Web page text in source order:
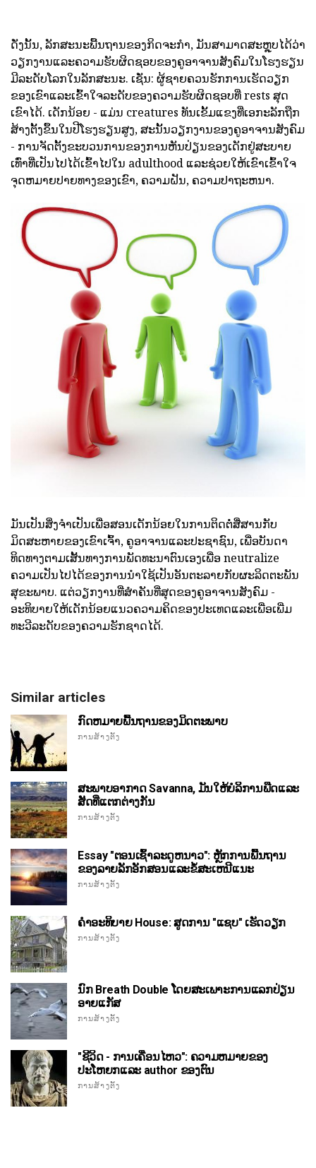
ດັ່ງນັ້ນ, ລັກສະນະພື້ນຖານຂອງກິດຈະກໍາ, ມັນສາມາດສະຫຼຸບໄດ້ວ່າ
ວຽກງານແລະຄວາມຮັບຜິດຊອບຂອງຄູອາຈານສັງຄົມໃນໂຮງຮຽນ
ມີລະດັບໂລກໃນລັກສະນະ. ເຊັ່ນ: ຜູ້ຊາຍຄວນຮັກການເຮັດວຽກ
ຂອງເຂົາແລະເຂົ້າໃຈລະດັບຂອງຄວາມຮັບຜິດຊອບທີ່ rests ສຸດ
ເຂົາໄດ້. ເດັກນ້ອຍ - ແມ່ນ creatures ທັນເຂັ້ມແຂງທີ່ເອກະລັກຖືກ
ສ້າງຕັ້ງຂຶ້ນໃນປີໂຮງຮຽນສູງ, ສະນັ້ນວຽກງານຂອງຄູອາຈານສັງຄົມ
- ການຈັດຕັ້ງຂະບວນການຂອງການຫັນປ່ຽນຂອງເດັກຢູ່ສະບາຍ
ເທົ່າທີ່ເປັນໄປໄດ້ເຂົ້າໄປໃນ adulthood ແລະຊ່ວຍໃຫ້ເຂົາເຂົ້າໃຈ
ຈຸດຫມາຍປາຍທາງຂອງເຂົາ, ຄວາມຝັນ, ຄວາມປາຖະຫນາ.
ມັນເປັນສິ່ງຈໍາເປັນເພື່ອສອນເດັກນ້ອຍໃນການຕິດຕໍ່ສື່ສານກັບ
ມິດສະຫາຍຂອງເຂົາເຈົ້າ, ຄູອາຈານແລະປະຊາຊົນ, ເພື່ອບັນດາ
ທິດທາງຕາມເສັ້ນທາງການພັດທະນາຕົນເອງເພື່ອ neutralize
ຄວາມເປັນໄປໄດ້ຂອງການນໍາໃຊ້ເປັນອັນຕະລາຍກັບຜະລິດຕະພັນ
ສຸຂະພາບ. ແຕ່ວຽກງານທີ່ສໍາຄັນທີ່ສຸດຂອງຄູອາຈານສັງຄົມ -
ອະທິບາຍໃຫ້ເດັກນ້ອຍແນວຄວາມຄິດຂອງປະເທດແລະເພື່ອເພີ່ມ
ທະວີລະດັບຂອງຄວາມຮັກຊາດໄດ້.
Similar articles
ກົດຫມາຍພື້ນຖານຂອງມິດຕະພາບ
ການສ້າງຕັ້ງ
ສະພາບອາກາດ Savanna, ມັນໃຫ້ບໍລິການພືດແລະ
ສັດທີ່ແຕກຕ່າງກັນ
ການສ້າງຕັ້ງ
Essay "ຕອນເຊົ້າລະດູຫນາວ": ຫຼັກການພື້ນຖານ
ຂອງລາຍລັກອັກສອນແລະຂໍ້ສະເຫນີແນະ
ການສ້າງຕັ້ງ
ຄໍາອະທິບາຍ House: ສູດການ "ແຊບ" ເຮັດວຽກ
ການສ້າງຕັ້ງ
ນົກ Breath Double ໂດຍສະເພາະການແລກປ່ຽນ
ອາຍແກັສ
ການສ້າງຕັ້ງ
"ຊີວິດ - ການເຄື່ອນໄຫວ": ຄວາມຫມາຍຂອງ
ປະໂຫຍກແລະ author ຂອງຕົນ
ການສ້າງຕັ້ງ